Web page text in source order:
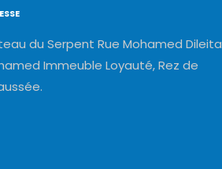
du Serpent Rue Mohamed Dileita
Immeuble Loyauté, Rez de